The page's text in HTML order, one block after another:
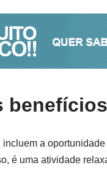
a
é uma atividade